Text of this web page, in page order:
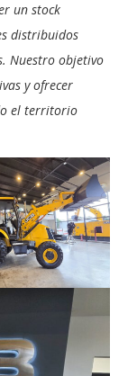
un stock
distribuidos
Nuestro objetivo
y ofrecer
el territorio